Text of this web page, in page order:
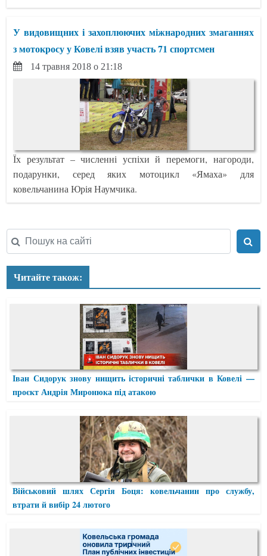
У видовищних і захоплюючих міжнародних змаганнях
з мотокросу у Ковелі взяв участь 71 спортсмен
14 травня 2018 о 21:18
Їх результат – численні успіхи й перемоги, нагороди,
подарунки, серед яких мотоцикл «Ямаха» для
ковельчанина Юрія Наумчика.
Читайте також:
Іван Сидорук знову нищить історичні таблички в Ковелі —
проєкт Андрія Миронюка під атакою
Військовий шлях Сергія Боця: ковельчанин про службу,
втрати й вибір 24 лютого